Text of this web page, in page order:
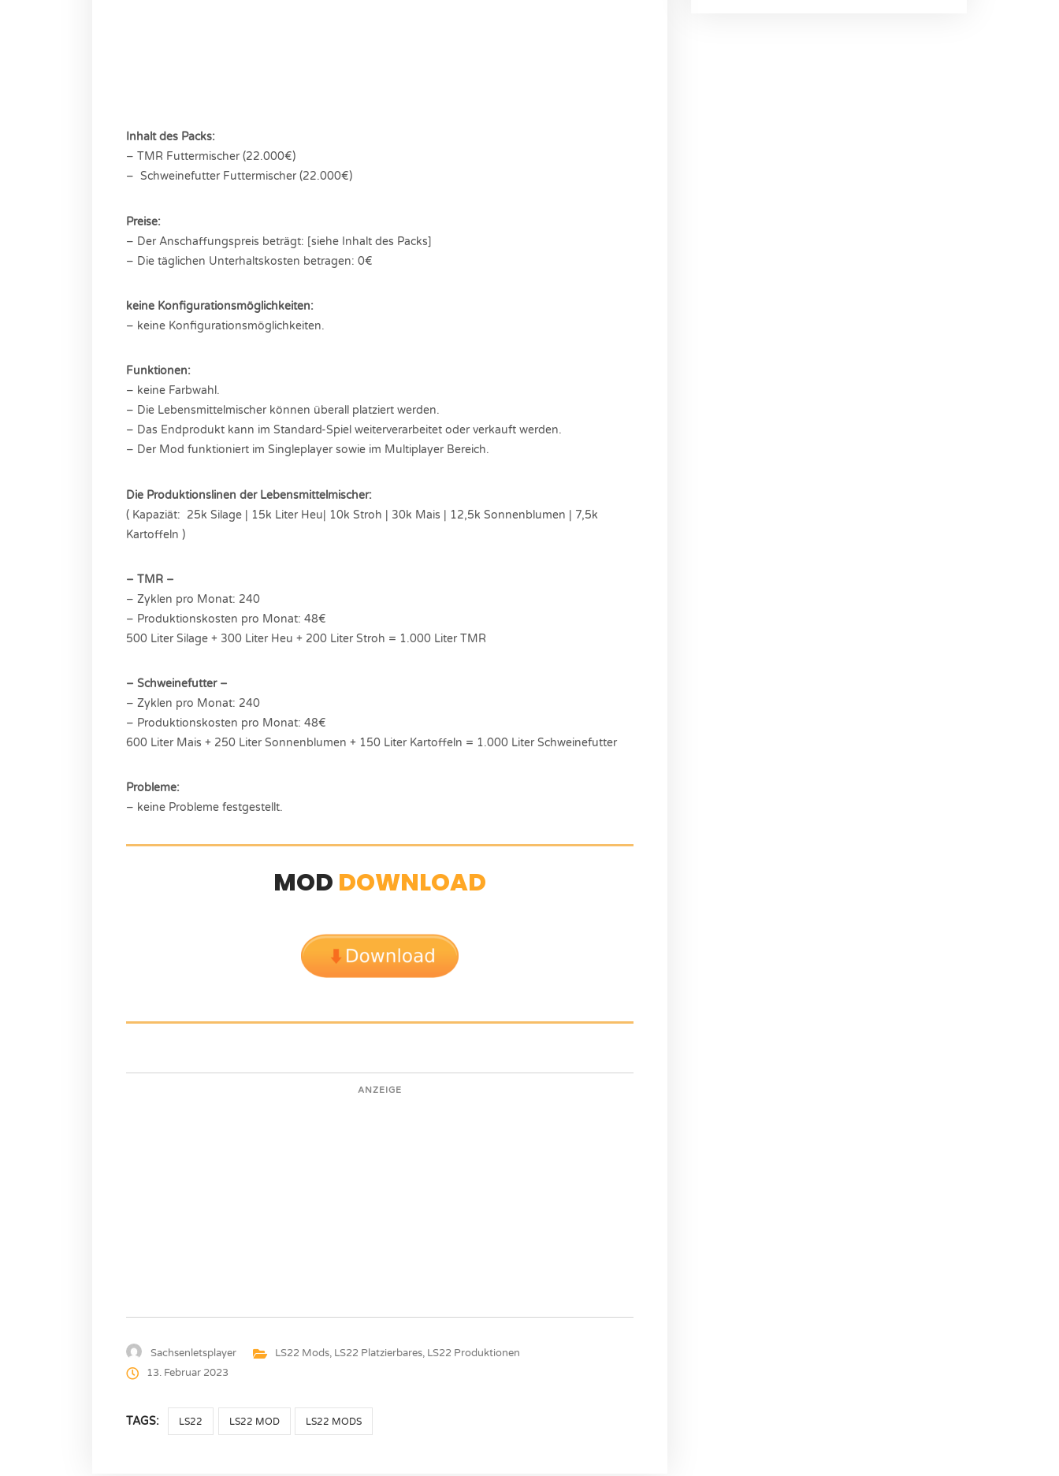
Inhalt des Packs:
– TMR Futtermischer (22.000€)
– Schweinefutter Futtermischer (22.000€)
Preise:
– Der Anschaffungspreis beträgt: [siehe Inhalt des Packs]
– Die täglichen Unterhaltskosten betragen: 0€
keine Konfigurationsmöglichkeiten:
– keine Konfigurationsmöglichkeiten.
Funktionen:
– keine Farbwahl.
– Die Lebensmittelmischer können überall platziert werden.
– Das Endprodukt kann im Standard-Spiel weiterverarbeitet oder verkauft werden.
– Der Mod funktioniert im Singleplayer sowie im Multiplayer Bereich.
Die Produktionslinen der Lebensmittelmischer:
( Kapaziät: 25k Silage | 15k Liter Heu| 10k Stroh | 30k Mais | 12,5k Sonnenblumen | 7,5k
Kartoffeln )
– TMR –
– Zyklen pro Monat: 240
– Produktionskosten pro Monat: 48€
500 Liter Silage + 300 Liter Heu + 200 Liter Stroh = 1.000 Liter TMR
– Schweinefutter –
– Zyklen pro Monat: 240
– Produktionskosten pro Monat: 48€
600 Liter Mais + 250 Liter Sonnenblumen + 150 Liter Kartoffeln = 1.000 Liter Schweinefutter
Probleme:
– keine Probleme festgestellt.
MOD DOWNLOAD
ANZEIGE
Sachsenletsplayer LS22 Mods, LS22 Platzierbares, LS22 Produktionen
13. Februar 2023
TAGS: LS22 LS22 MOD LS22 MODS